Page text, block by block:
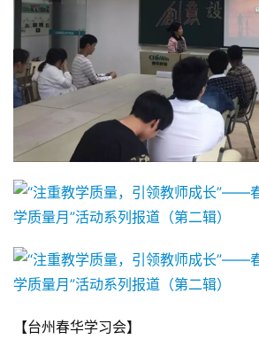
【台州春华学习会】